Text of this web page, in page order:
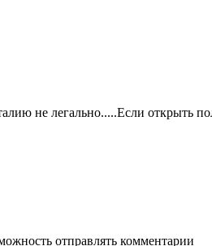
не легально.....Если открыть
отправлять комментарии